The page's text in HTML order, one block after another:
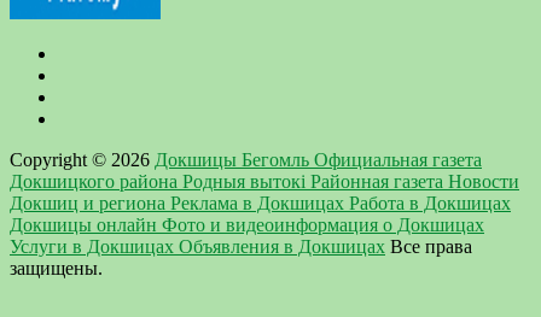
Copyright © 2026 Докшицы Бегомль Официальная газета
Докшицкого района Родныя вытокi Районная газета Новости
Докшиц и региона Реклама в Докшицах Работа в Докшицах
Докшицы онлайн Фото и видеоинформация о Докшицах
Услуги в Докшицах Объявления в Докшицах Все права
защищены.